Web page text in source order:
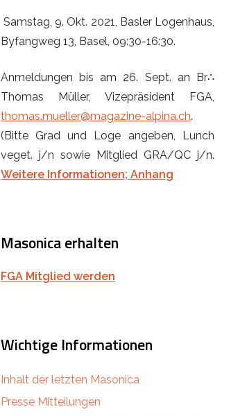
Samstag, 9. Okt. 2021, Basler Logenhaus,
Byfangweg 13, Basel, 09:30-16:30.
Anmeldungen bis am 26. Sept. an Br∴
Thomas Müller, Vizepräsident FGA,
thomas.mueller@magazine-alpina.ch.
(Bitte Grad und Loge angeben, Lunch
veget. j/n sowie Mitglied GRA/QC j/n.
Weitere Informationen; Anhang
Masonica erhalten
FGA Mitglied werden
Wichtige Informationen
Inhalt der letzten Masonica
Presse Mitteilungen